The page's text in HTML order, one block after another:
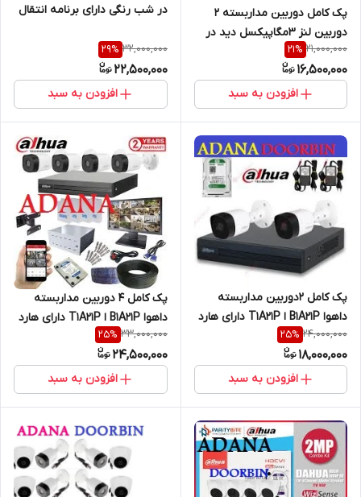
پک کامل دوربین مداربسته 2
دوربین لنز 3مگاپیکسل دید در
شب رنگی/هارد ذخیره/کابل
رایگان
21,000,000
21%
16,500,000
افزودن به سبد
در شب رنگی دارای برنامه انتقال
کابل رایگان
32,000,000
29%
22,500,000
افزودن به سبد
پک کامل 2دوربین مداربسته
داهوا B1A21P ا T1A21P دارای هارد
و کابل
24,000,000
25%
18,000,000
افزودن به سبد
پک کامل 4 دوربین مداربسته
داهوا B1A21P ا T1A21P دارای هارد
و کابل مناسب مغازه ؛منازل؛
کارخانه ،ویلا
33,000,000
25%
24,500,000
افزودن به سبد